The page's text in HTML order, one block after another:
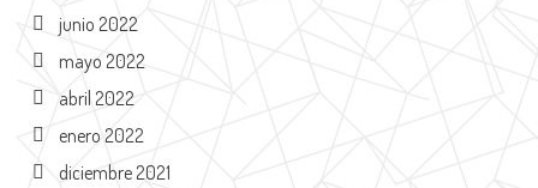
junio 2022
mayo 2022
abril 2022
enero 2022
diciembre 2021